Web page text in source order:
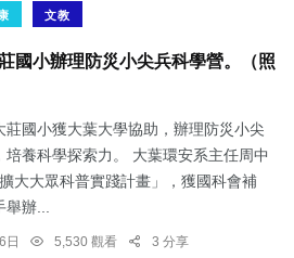
文教
國小辦理防災小尖兵科學營。（照
莊國小獲大葉大學協助，辦理防災小尖
養科學探索力。 大葉環安系主任周中
大大眾科普實踐計畫」，獲國科會補
辦...
日 5,530 觀看 3 分享